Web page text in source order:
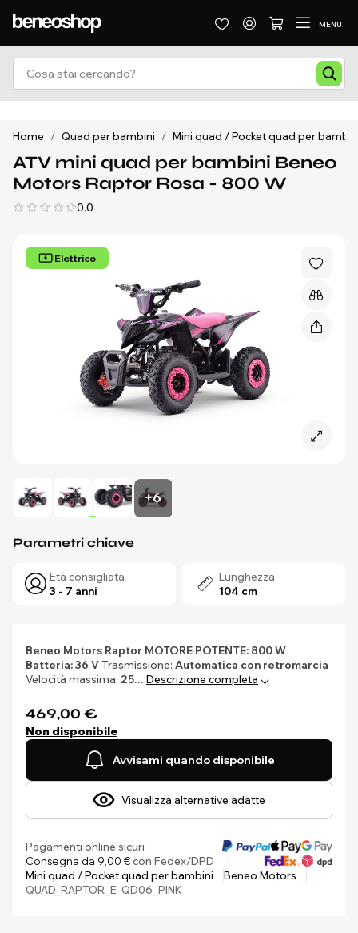
MENU
Home / Quad per bambini / Mini quad / Pocket quad per
ATV mini quad per bambini Beneo
Motors Raptor Rosa - 800 W
0.0
Elettrico
+6
Parametri chiave
Età consigliata
3 - 7 anni
Lunghezza
104 cm
Beneo Motors Raptor MOTORE POTENTE: 800 W
Batteria: 36 VTrasmissione: Automatica con retromarcia
Velocità massima: 25… Descrizione completa
469,00 €
Non disponibile
Avvisami quando disponibile
Visualizza alternative adatte
Pagamenti online sicuri
Consegna da 9,00 €con Fedex/DPD
Mini quad / Pocket quad per bambini
Beneo Motors
QUAD_RAPTOR_E-QD06_PINK